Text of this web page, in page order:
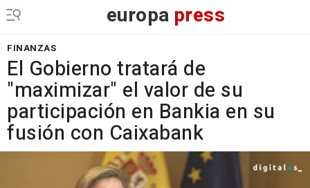
europa press
FINANZAS
El Gobierno tratará de
"maximizar" el valor de su
participación en Bankia en su
fusión con Caixabank